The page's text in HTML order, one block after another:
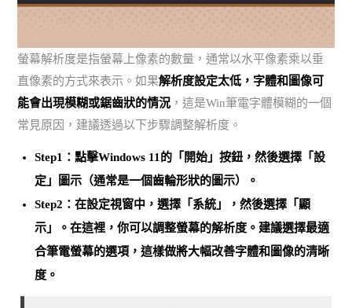
螢幕解析度是指螢幕上像素的數量，通常以水平像素乘以垂
直像素的方式來表示。如果解析度設定太低，字體和圖像可
能會出現模糊或鋸齒狀的情況 ，這是Win筆電字體模糊的一個
常見原因，建議透過以下步驟調整解析度。
Step1：點擊Windows 11的「開始」按鈕，然後選擇「設
定」圖示（通常是一個齒輪形狀的圖示）。
Step2：在設定視窗中，選擇「系統」，然後選擇「顯
示」。在這裡，你可以調整螢幕的解析度。建議選擇最適
合筆電螢幕的選項 ，這樣做將大幅改善字體和圖像的清晰
度。